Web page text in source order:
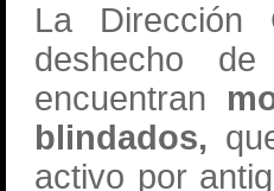
La
deshecho
encuentran
blindados,
activo por